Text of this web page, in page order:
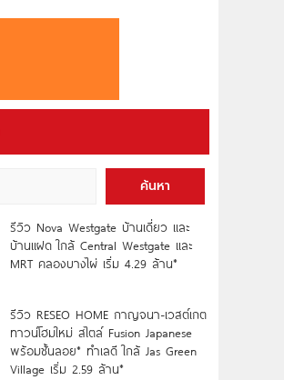
ค้นหา
รีวิว Nova Westgate บ้านเดี่ยว และ
บ้านแฝด ใกล้ Central Westgate และ
MRT คลองบางไผ่ เริ่ม 4.29 ล้าน*
รีวิว RESEO HOME กาญจนา-เวสต์เกต
ทาวน์โฮมใหม่ สไตล์ Fusion Japanese
พร้อมชั้นลอย* ทำเลดี ใกล้ Jas Green
Village เริ่ม 2.59 ล้าน*